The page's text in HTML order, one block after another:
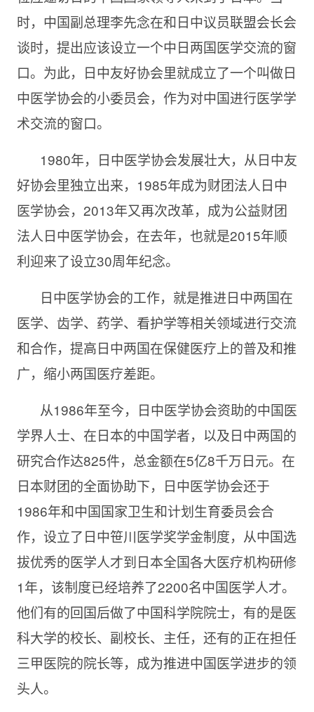
时，中国副总理李先念在和日中议员联盟会长会
谈时，提出应该设立一个中日两国医学交流的窗
口。为此，日中友好协会里就成立了一个叫做日
中医学协会的小委员会，作为对中国进行医学学
术交流的窗口。
1980年，日中医学协会发展壮大，从日中友
好协会里独立出来， 1985年成为财团法人日中
医学协会，2013年又再次改革，成为公益财团
法人日中医学协会，在去年，也就是2015年顺
利迎来了设立30周年纪念。
日中医学协会的工作，就是推进日中两国在
医学、齿学、药学、看护学等相关领域进行交流
和合作，提高日中两国在保健医疗上的普及和推
广，缩小两国医疗差距。
从1986年至今，日中医学协会资助的中国医
学界人士、在日本的中国学者，以及日中两国的
研究合作达825件，总金额在5亿8千万日元。在
日本财团的全面协助下，日中医学协会还于
1986年和中国国家卫生和计划生育委员会合
作，设立了日中笹川医学奖学金制度，从中国选
拔优秀的医学人才到日本全国各大医疗机构研修
1年，该制度已经培养了2200名中国医学人才。
他们有的回国后做了中国科学院院士，有的是医
科大学的校长、副校长、主任，还有的正在担任
三甲医院的院长等，成为推进中国医学进步的领
头人。